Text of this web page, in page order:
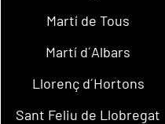
Martí de Tous
Martí d´Albars
Llorenç d´Hortons
Sant Feliu de Llobregat